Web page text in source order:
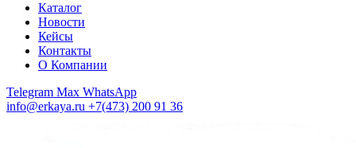
Каталог
Новости
Кейсы
Контакты
О Компании
Telegram Max WhatsApp
info@erkaya.ru +7(473) 200 91 36